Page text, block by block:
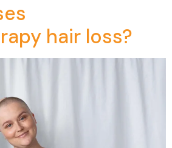
hair loss?